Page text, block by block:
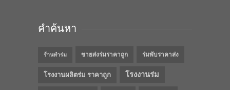
คำค้นหา
ร้านทำร่ม ขายส่งร่มราคาถูก ร่มพับราคาส่ง
โรงงานผลิตร่ม ราคาถูก โรงงานร่ม